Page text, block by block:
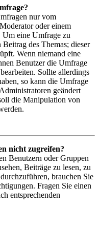
nur vom
oder einem
Um eine Umfrage zu
Beitrag des Themas; dieser
Wenn niemand eine
Benutzer die Umfrage
Sollte allerdings
so kann die Umfrage
geändert
die Manipulation von
nicht zugreifen?
Benutzern oder Gruppen
Beiträge zu lesen, zu
brauchen Sie
Fragen Sie einen
entsprechenden